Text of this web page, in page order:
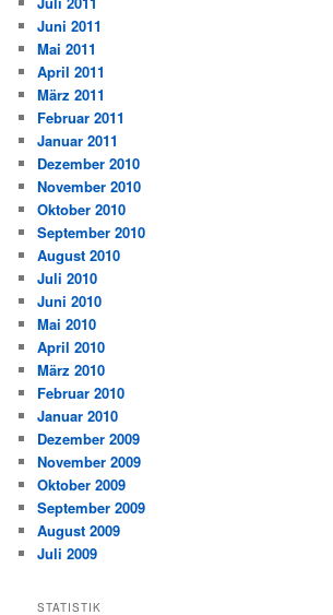
Juni 2011
Mai 2011
April 2011
März 2011
Februar 2011
Januar 2011
Dezember 2010
November 2010
Oktober 2010
September 2010
August 2010
Juli 2010
Juni 2010
Mai 2010
April 2010
März 2010
Februar 2010
Januar 2010
Dezember 2009
November 2009
Oktober 2009
September 2009
August 2009
Juli 2009
STATISTIK